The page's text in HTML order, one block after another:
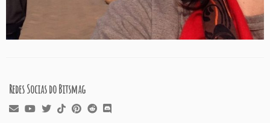
Redes Socias do Bitsmag